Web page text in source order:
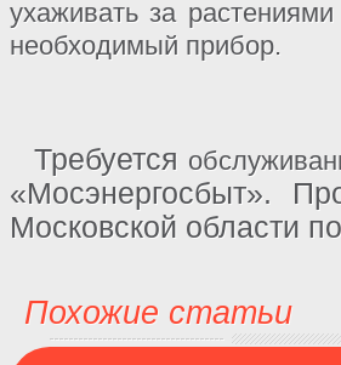
ухаживать за
необходимый прибор.
Требуется
«Мосэнергосбыт».
Московской области
Похожие статьи